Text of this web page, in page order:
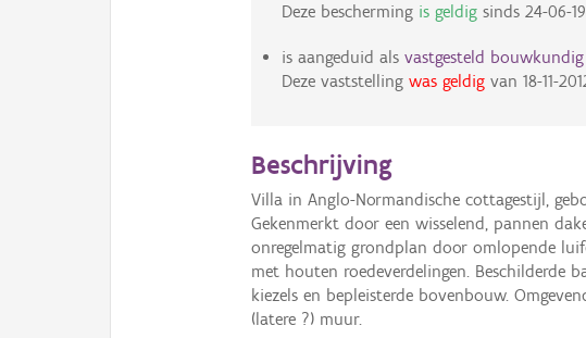
Deze bescherming is geldigsinds 24-06-
is aangeduid als vastgesteld
Deze vaststelling was geldigvan 18-11-
Beschrijving
Villa in Anglo-Normandische cottagestijl,
Gekenmerkt door een wisselend, pannen
onregelmatig grondplan door omlopende
met houten roedeverdelingen. Beschilderde
kiezels en bepleisterde bovenbouw.
(latere ?) muur.